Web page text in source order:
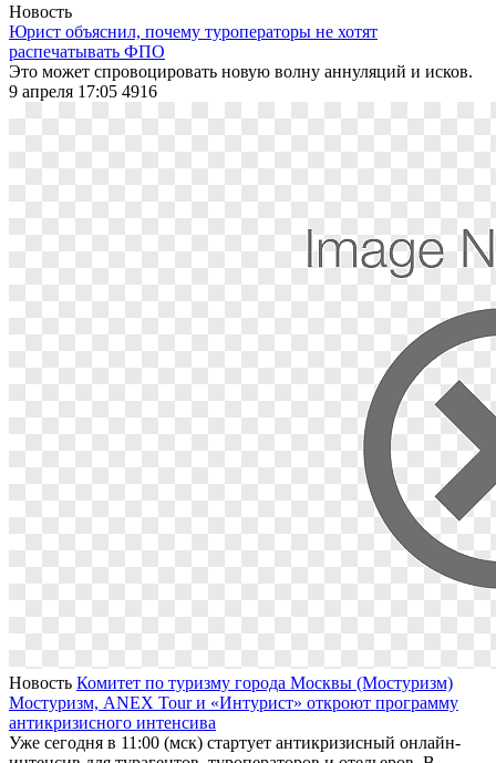
Новость
Юрист объяснил, почему туроператоры не хотят
распечатывать ФПО
Это может спровоцировать новую волну аннуляций и исков.
9 апреля 17:05 4916
Новость Комитет по туризму города Москвы (Мостуризм)
Мостуризм, ANEX Tour и «Интурист» откроют программу
антикризисного интенсива
Уже сегодня в 11:00 (мск) стартует антикризисный онлайн-